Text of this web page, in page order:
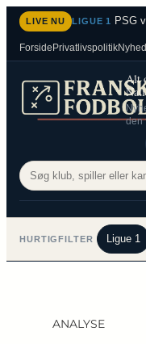
Spring
indhold
LIVE NU LIGUE 1 PSG
Forside Privatlivspolitik
Alt
den
HURTIGFILTER Ligue 1
ANALYSE